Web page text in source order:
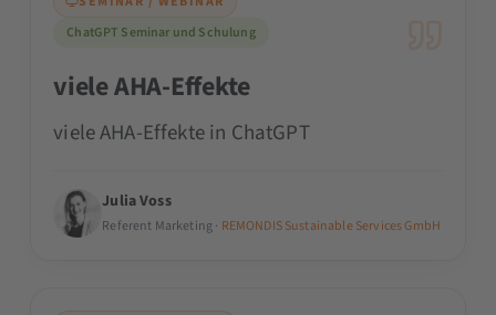
ChatGPT Seminar und Schulung
viele AHA-Effekte
viele AHA-Effekte in ChatGPT
Julia Voss
Referent Marketing · REMONDIS Sustainable Services GmbH